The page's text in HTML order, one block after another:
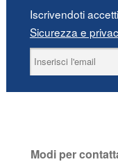
Iscrivendoti
Sicurezza e
Modi per